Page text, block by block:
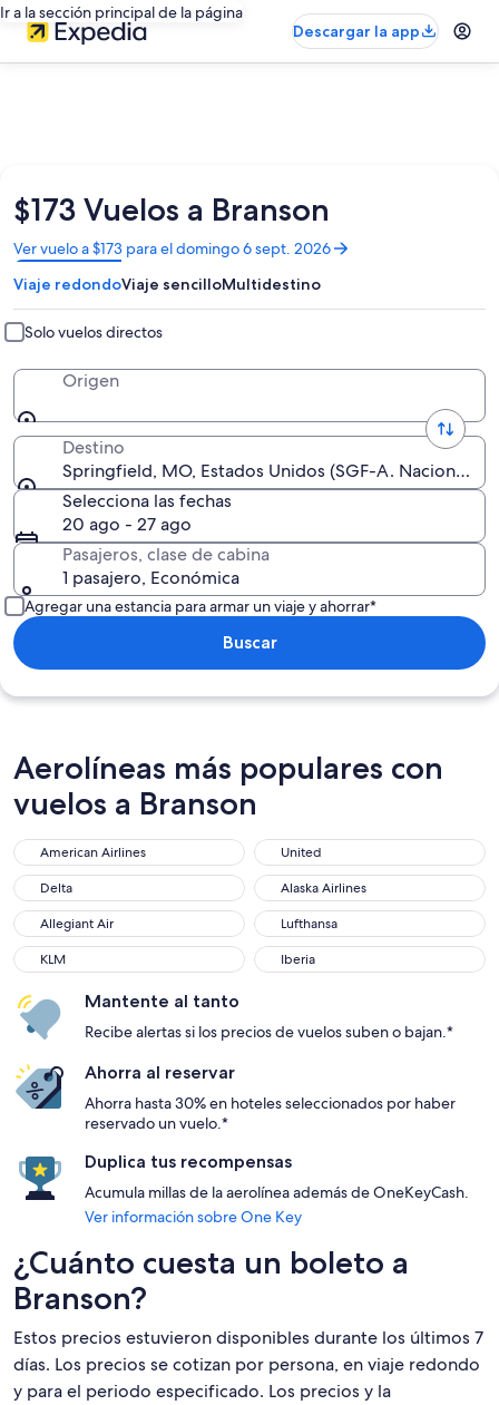
Ir a la sección principal de la página
Descargar la app
$173 Vuelos a Branson
Ver vuelo a $173 para el domingo 6 sept. 2026
Se
abrirá
en
una
nueva
ventana
Viaje redondoViaje sencilloMultidestino
Solo vuelos directos
Origen
Destino
Springfield, MO, Estados Unidos (SGF-A. Nacional
Selecciona las fechas
20 ago - 27 ago
Pasajeros, clase de cabina
1 pasajero, Económica
Agregar una estancia para armar un viaje y ahorrar*
Buscar
Aerolíneas más populares con
vuelos a Branson
American Airlines
American Airlines United
United
Delta
Delta Alaska Airlines
Alaska Airlines
Allegiant Air
Allegiant Air Lufthansa
Lufthansa
KLM
KLM Iberia
Iberia
Mantente al tanto
Recibe alertas si los precios de vuelos suben o bajan.*
Ahorra al reservar
Ahorra hasta 30% en hoteles seleccionados por haber
reservado un vuelo.*
Duplica tus recompensas
Acumula millas de la aerolínea además de OneKeyCash.
Ver información sobre One Key
¿Cuánto cuesta un boleto a
Branson?
Estos precios estuvieron disponibles durante los últimos 7
días. Los precios se cotizan por persona, en viaje redondo
y para el periodo especificado. Los precios y la